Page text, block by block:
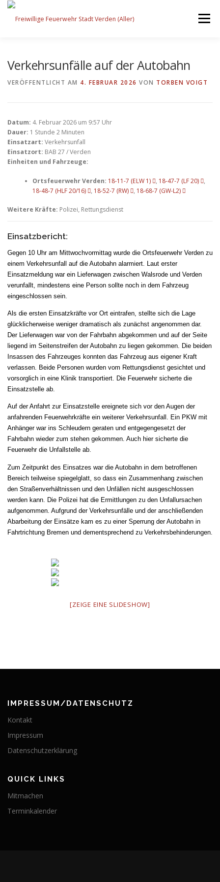
Zum
springen
Menü
KINDER-/JUGENDFEUERWEHR
Verkehrsunfälle auf der Autobahn
VERÖFFENTLICHT AM 4. FEBRUAR 2026 VON TORBEN VOIGT
Datum: 4. Februar 2026 um 9:57 Uhr
Dauer: 1 Stunde 2 Minuten
Einsatzart: Verkehrsunfall
Einsatzort: BAB 27 / Verden
Einheiten und Fahrzeuge:
Ortsfeuerwehr Verden: 18-11-7 (ELW 1) , 18-47-7 (LF 20) ,
18-48-7 (HLF 20/16) , 18-52-7 (RW) , 18-68-7 (GW-L2)
Weitere Kräfte: Polizei, Rettungsdienst
Einsatzbericht:
Gegen 10 Uhr am Mittwochvormittag wurde die Ortsfeuerwehr Verden zu
einem Verkehrsunfall auf die Autobahn alarmiert. Laut erster
Einsatzmeldung war ein Lieferwagen zwischen Walsrode und Verden
verunfallt, mindestens eine Person sollte noch in dem Fahrzeug
eingeschlossen sein.
Als die ersten Einsatzkräfte vor Ort eintrafen, stellte sich die Lage
glücklicherweise weniger dramatisch als zunächst angenommen dar.
Der Lieferwagen war von der Fahrbahn abgekommen und auf der Seite
liegend im Seitenstreifen der Autobahn zu liegen gekommen. Die beiden
Insassen des Fahrzeuges konnten das Fahrzeug aus eigener Kraft
verlassen. Beide Personen wurden vom Rettungsdienst gesichtet und
vorsorglich in eine Klinik transportiert. Die Feuerwehr sicherte die
Einsatzstelle ab.
Auf der Anfahrt zur Einsatzstelle ereignete sich vor den Augen der
anfahrenden Feuerwehrkräfte ein weiterer Verkehrsunfall. Ein PKW mit
Anhänger war ins Schleudern geraten und entgegengesetzt der
Fahrbahn wieder zum stehen gekommen. Auch hier sicherte die
Feuerwehr die Unfallstelle ab.
Zum Zeitpunkt des Einsatzes war die Autobahn in dem betroffenen
Bereich teilweise spiegelglatt, so dass ein Zusammenhang zwischen
den Straßenverhältnissen und den Unfällen nicht ausgeschlossen
werden kann. Die Polizei hat die Ermittlungen zu den Unfallursachen
aufgenommen. Aufgrund der Verkehrsunfälle und der anschließenden
Abarbeitung der Einsätze kam es zu einer Sperrung der Autobahn in
Fahrtrichtung Bremen und dementsprechend zu Verkehrsbehinderungen.
[ZEIGE EINE SLIDESHOW]
IMPRESSUM/DATENSCHUTZ
Kontakt
Impressum
Datenschutzerklärung
QUICK LINKS
Mitmachen
Terminkalender